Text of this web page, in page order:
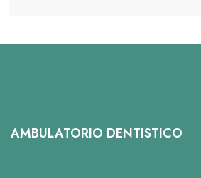
AMBULATORIO DENTISTICO